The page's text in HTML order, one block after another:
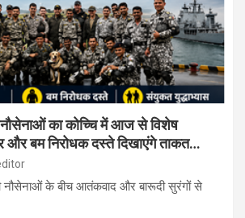
का कोच्चि में आज से विशेष
और बम निरोधक दस्ते दिखाएंगे ताकत…
नौसेनाओं के बीच आतंकवाद और बारूदी सुरंगों से